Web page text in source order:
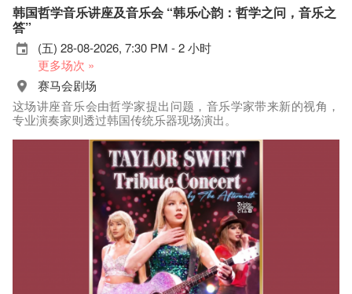
韩国哲学音乐讲座及音乐会 “韩乐心韵：哲学之问，音乐之
答”
(五) 28-08-2026, 7:30 PM - 2 小时
更多场次 »
赛马会剧场
这场讲座音乐会由哲学家提出问题，音乐学家带来新的视角，
专业演奏家则透过韩国传统乐器现场演出。